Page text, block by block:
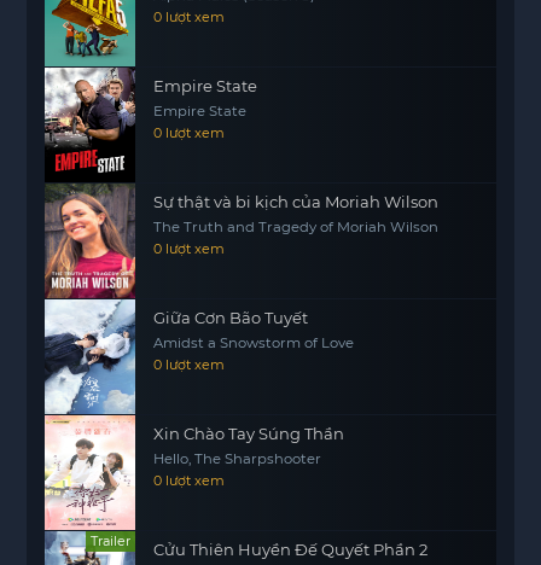
lụy của chúng. Liệu Ateş có thể hoàn thành kế
hoạch của mình hay Mercan sẽ tìm ra cách để
chống lại số phận đã được định sẵn?
0 lượt xem
Empire State
Empire State
0 lượt xem
Sự thật và bi kịch của Moriah Wilson
The Truth and Tragedy of Moriah Wilson
0 lượt xem
Giữa Cơn Bão Tuyết
Amidst a Snowstorm of Love
0 lượt xem
Xin Chào Tay Súng Thần
Hello, The Sharpshooter
0 lượt xem
Trailer Cửu Thiên Huyền Đế Quyết Phần 2